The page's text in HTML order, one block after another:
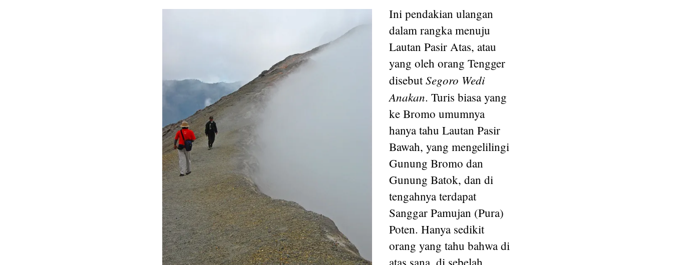
Ini pendakian ulangan
dalam rangka menuju
Lautan Pasir Atas, atau
yang oleh orang Tengger
disebutSegoro Wedi
Anakan. Turis biasa yang
ke Bromo umumnya
hanya tahu Lautan Pasir
Bawah, yang mengelilingi
Gunung Bromo dan
Gunung Batok, dan di
tengahnya terdapat
Sanggar Pamujan (Pura)
Poten. Hanya sedikit
orang yang tahu bahwa di
atas sana, di sebelah